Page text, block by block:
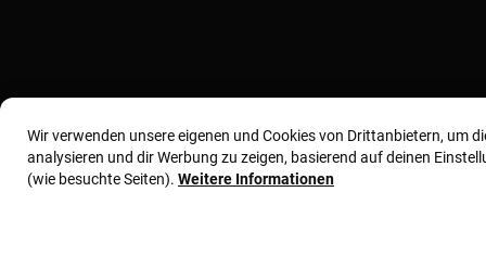
Wir verwenden unsere eigenen und Cookies von Drittanbietern, um
analysieren und dir Werbung zu zeigen, basierend auf deinen
(wie besuchte Seiten). Weitere Informationen